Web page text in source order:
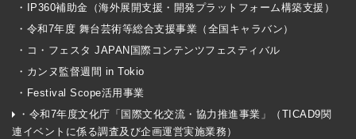
・IP360補助金（海外展開支援・開発プラットフォーム構築支援）
・令和7年度 舞台芸術等総合支援事業（全国キャラバン）
・コ・フェスタ JAPAN国際コンテンツフェスティバル
・カンヌ監督週間 in Tokio
・Festival Scope活用事業
・令和7年度文化庁「国際文化交流・協力推進事業」（TICAD9関
連イベントに係る調査及び企画運営実施業務）